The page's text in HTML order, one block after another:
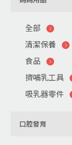
全部
清潔保養
食品
擠哺乳工具
吸乳器零件
口腔發育